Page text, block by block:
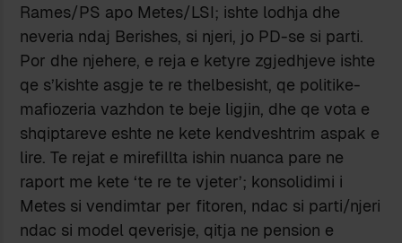
Rames/PS apo Metes/LSI; ishte lodhja dhe
neveria ndaj Berishes, si njeri, jo PD-se si parti.
Por dhe njehere, e reja e ketyre zgjedhjeve ishte
qe s’kishte asgje te re thelbesisht, qe politike-
mafiozeria vazhdon te beje ligjin, dhe qe vota e
shqiptareve eshte ne kete kendveshtrim aspak e
lire. Te rejat e mirefillta ishin nuanca pare ne
raport me kete ‘te re te vjeter’; konsolidimi i
Metes si vendimtar per fitoren, ndac si parti/njeri
ndac si model qeverisje, qitja ne pension e